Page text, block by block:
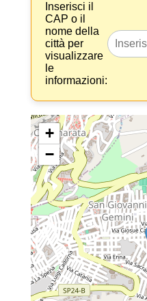
Inserisci il
CAP o il
nome della
città per
visualizzare
le
informazioni:
+
−